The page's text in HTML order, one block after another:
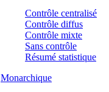
Contrôle centralisé
Contrôle diffus
Contrôle mixte
Sans contrôle
Résumé statistique
Monarchique